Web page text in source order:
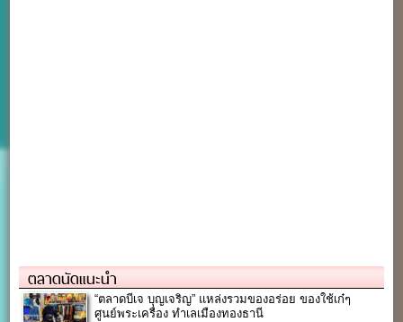
ตลาดนัดแนะนำ
“ตลาดบีเจ บุญเจริญ” แหล่งรวมของอร่อย ของใช้เก๋ๆ
ศูนย์พระเครื่อง ทำเลเมืองทองธานี